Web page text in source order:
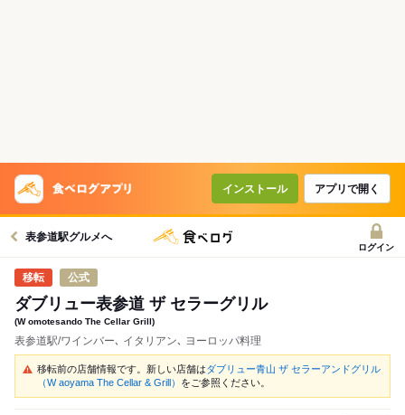
インストール アプリで開く
表参道駅グルメへ
ログイン
公式
ダブリュー表参道 ザ セラーグリル
(W omotesando The Cellar Grill)
表参道駅/ワインバー､ イタリアン､ ヨーロッパ料理
移転前の店舗情報です。新しい店舗はダブリュー青山 ザ セラーアンドグリル
（W aoyama The Cellar & Grill） をご参照ください。